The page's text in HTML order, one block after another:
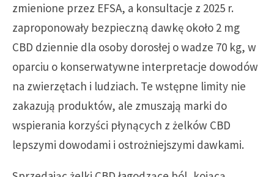
zmienione przez EFSA, a konsultacje z 2025 r.
zaproponowały bezpieczną dawkę około 2 mg
CBD dziennie dla osoby dorosłej o wadze 70 kg, w
oparciu o konserwatywne interpretacje dowodów
na zwierzętach i ludziach. Te wstępne limity nie
zakazują produktów, ale zmuszają marki do
wspierania korzyści płynących z żelków CBD
lepszymi dowodami i ostrożniejszymi dawkami.